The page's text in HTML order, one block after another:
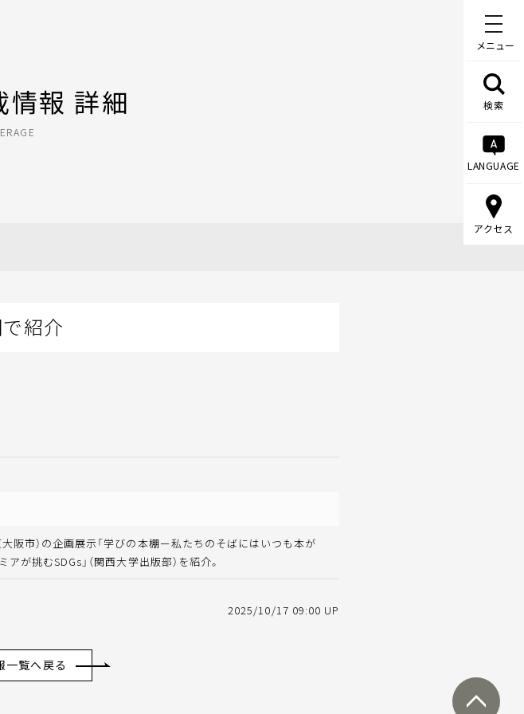
メニュー
検索
LANGUAGE
アクセス
情報 詳細
紹介
阪市）の企画展示「学びの本棚ー私たちのそばにはいつも本が
が挑むSDGs」（関西大学出版部）を紹介。
2025/10/17 09:00 UP
一覧へ戻る